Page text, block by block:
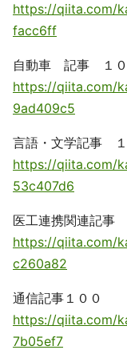
https://qiita.com/
facc6ff
自動車 記事 １０
https://qiita.com/
9ad409c5
言語・文学記事
https://qiita.com/
53c407d6
医工連携関連記事
https://qiita.com/
c260a82
通信記事１００
https://qiita.com/
7b05ef7